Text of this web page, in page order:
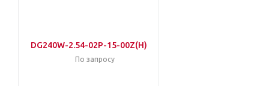
DG240W-2.54-02P-15-00Z(H)
По запросу